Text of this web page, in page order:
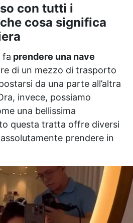
con tutti i
cosa significa
fa prendere una nave
di un mezzo di trasporto
da una parte all’altra
invece, possiamo
una bellissima
questa tratta offre diversi
prendere in